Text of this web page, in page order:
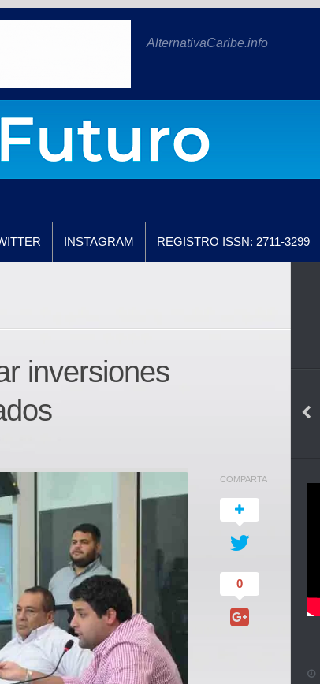
AlternativaCaribe.info
INSTAGRAM REGISTRO ISSN: 2711-3299
inversiones
COMPARTA
0